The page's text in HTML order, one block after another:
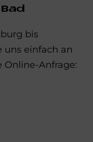
bis
uns einfach an
Online-Anfrage: